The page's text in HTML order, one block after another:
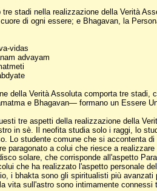
tre stadi nella realizzazione della Verità
di ogni essere; e Bhagavan, la
vidas
advayam
della Verità Assoluta comporta tre
e Bhagavan— formano un Essere
tre aspetti della realizzazione della
in sè. Il neofita studia solo i raggi, lo
Lo studente comune che si accontenta
paragonato a colui che riesce a
solare, che corrisponde all'aspetto
che ha realizzato l'aspetto personale
i bhakta sono gli spiritualisti più
vita sull'astro sono intimamente